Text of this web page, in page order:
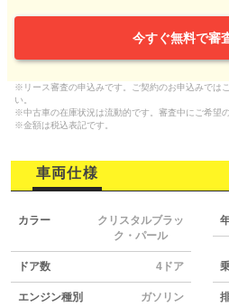
今すぐ無料で審
※リース審査の申込みです。ご契約のお申込みでは
い。
※中古車の在庫状況は流動的です。審査中にご希望
※金額は税込表記です。
車両仕様
カラー
クリスタルブラッ
ク・パール
ドア数 4ドア
エンジン種別 ガソリン